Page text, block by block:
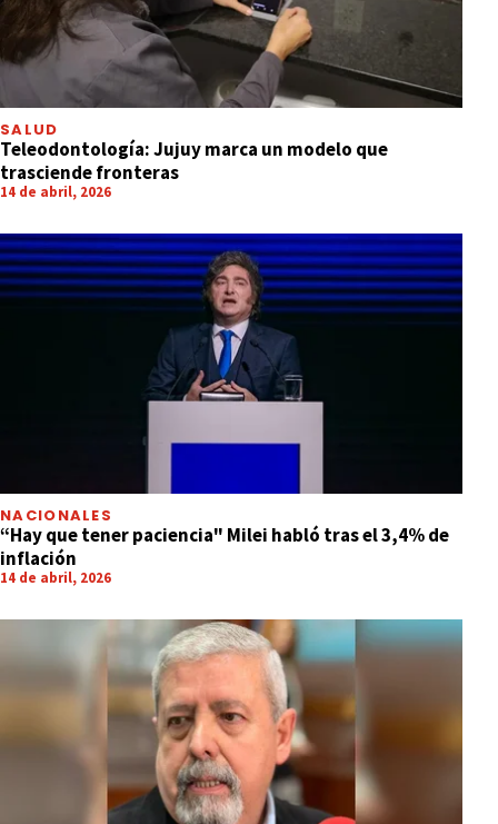
SALUD
Teleodontología: Jujuy marca un modelo que
trasciende fronteras
14 de abril, 2026
NACIONALES
“Hay que tener paciencia" Milei habló tras el 3,4% de
inflación
14 de abril, 2026